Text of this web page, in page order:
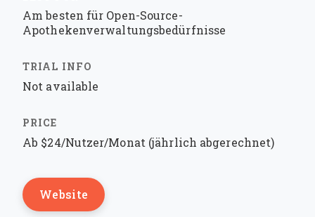
Am besten für Open-Source-
Apothekenverwaltungsbedürfnisse
Not available
Ab $24/Nutzer/Monat (jährlich abgerechnet)
Website